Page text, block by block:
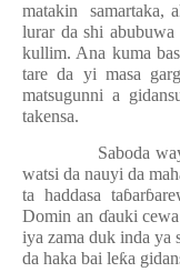
matakin
samartaka,
lurar da shi
kullim. Ana kuma
tare da yi masa
matsugunni a
takensa.
Saboda
watsi da nauyi da
ta haddasa taɓarɓ
Domin an ɗauki
iya zama duk inda ya
da haka bai leƙa